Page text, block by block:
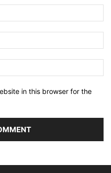
in this browser for the